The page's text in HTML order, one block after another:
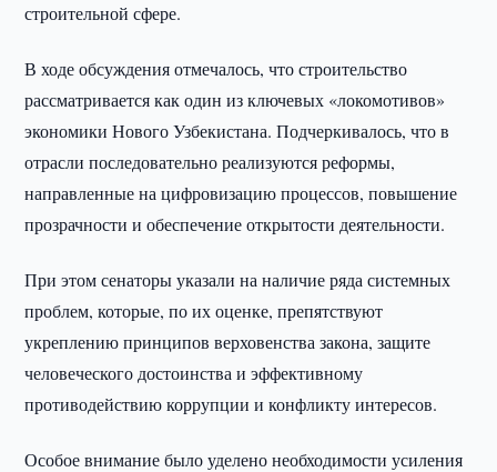
строительной сфере.
В ходе обсуждения отмечалось, что строительство
рассматривается как один из ключевых «локомотивов»
экономики Нового Узбекистана. Подчеркивалось, что в
отрасли последовательно реализуются реформы,
направленные на цифровизацию процессов, повышение
прозрачности и обеспечение открытости деятельности.
При этом сенаторы указали на наличие ряда системных
проблем, которые, по их оценке, препятствуют
укреплению принципов верховенства закона, защите
человеческого достоинства и эффективному
противодействию коррупции и конфликту интересов.
Особое внимание было уделено необходимости усиления